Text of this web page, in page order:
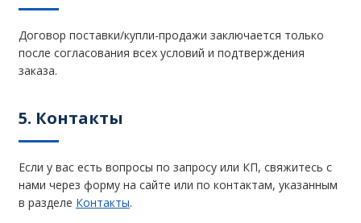
Договор поставки/купли-продажи заключается только
после согласования всех условий и подтверждения
заказа.
5. Контакты
Если у вас есть вопросы по запросу или КП, свяжитесь с
нами через форму на сайте или по контактам, указанным
в разделе Контакты.